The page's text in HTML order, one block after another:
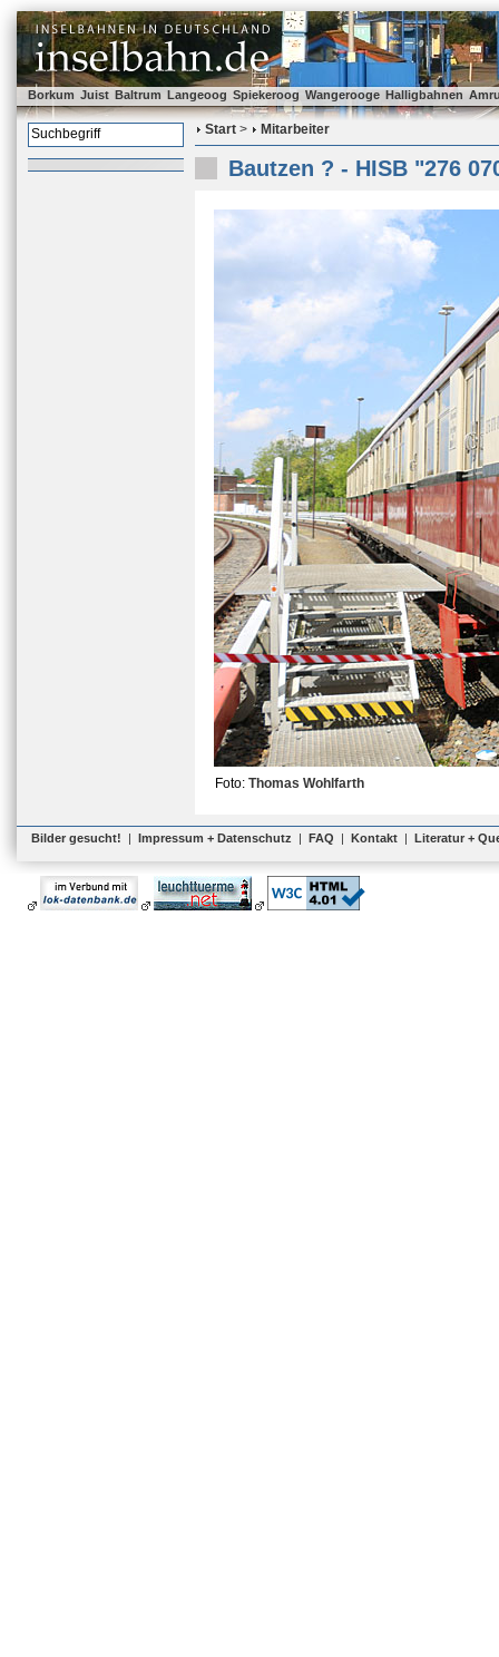
Borkum Juist Baltrum Langeoog Spiekeroog Wangerooge Halligbahnen
Start > Mitarbeiter
Bautzen ? - HISB "276
Foto: Thomas Wohlfarth
Bilder gesucht! | Impressum + Datenschutz | FAQ | Kontakt | Literatur +